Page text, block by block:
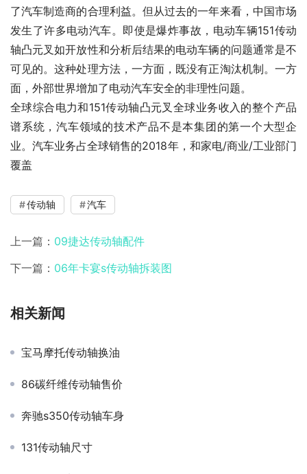
了汽车制造商的合理利益。但从过去的一年来看，中国市场
发生了许多电动汽车。即使是爆炸事故，电动车辆151传动
轴凸元叉如开放性和分析后结果的电动车辆的问题通常是不
可见的。这种处理方法，一方面，既没有正淘汰机制。一方
面，外部世界增加了电动汽车安全的非理性问题。
全球综合电力和151传动轴凸元叉全球业务收入的整个产品
谱系统，汽车领域的技术产品不是本集团的第一个大型企
业。汽车业务占全球销售的2018年，和家电/商业/工业部门
覆盖
传动轴 汽车
上一篇： 09捷达传动轴配件
下一篇： 06年卡宴s传动轴拆装图
相关新闻
宝马摩托传动轴换油
86碳纤维传动轴售价
奔驰s350传动轴车身
131传动轴尺寸